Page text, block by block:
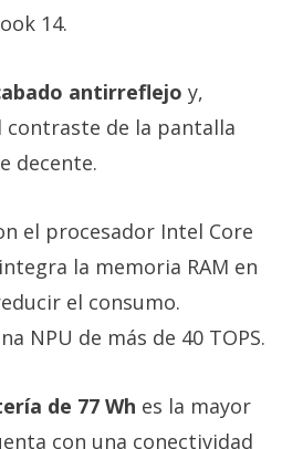
14.
antirreflejo y,
contraste de la pantalla
decente.
el procesador Intel Core
la memoria RAM en
el consumo.
NPU de más de 40 TOPS.
de 77 Wh es la mayor
con una conectividad